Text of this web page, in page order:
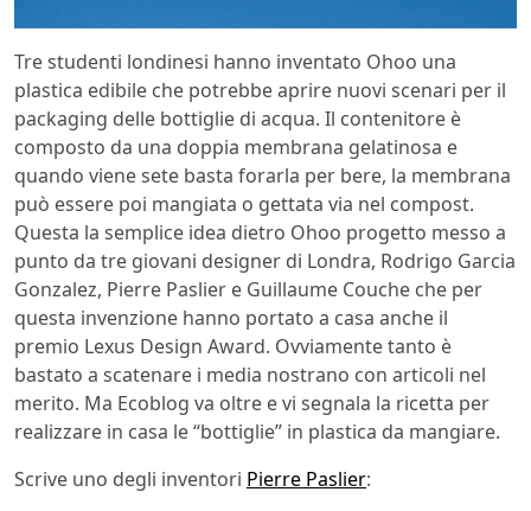
Tre studenti londinesi hanno inventato Ohoo una
plastica edibile che potrebbe aprire nuovi scenari per il
packaging delle bottiglie di acqua. Il contenitore è
composto da una doppia membrana gelatinosa e
quando viene sete basta forarla per bere, la membrana
può essere poi mangiata o gettata via nel compost.
Questa la semplice idea dietro Ohoo progetto messo a
punto da tre giovani designer di Londra, Rodrigo Garcia
Gonzalez, Pierre Paslier e Guillaume Couche che per
questa invenzione hanno portato a casa anche il
premio Lexus Design Award. Ovviamente tanto è
bastato a scatenare i media nostrano con articoli nel
merito. Ma Ecoblog va oltre e vi segnala la ricetta per
realizzare in casa le “bottiglie” in plastica da mangiare.
Scrive uno degli inventori Pierre Paslier: